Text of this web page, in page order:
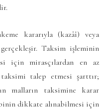
kararıyla (kazâî) veya
Taksim işleminin
için mirasçılardan en az
talep etmesi şarttır;
malların taksimine karar
dikkate alınabilmesi için